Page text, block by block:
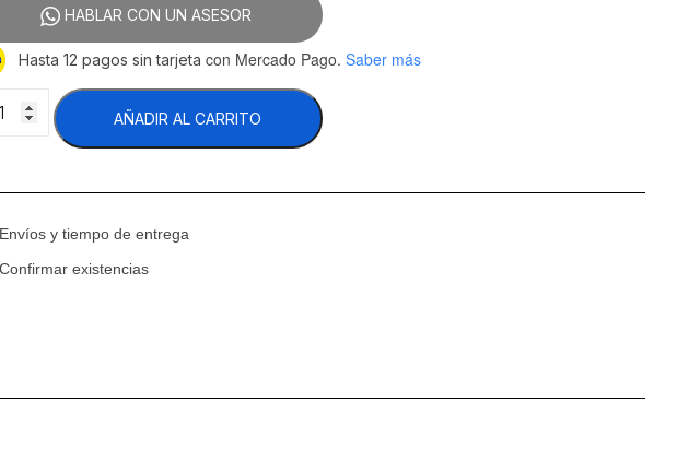
HABLAR CON UN ASESOR
Hasta 12 pagos sin tarjeta con Mercado Pago. Saber más
AÑADIR AL CARRITO
Envíos y tiempo de entrega
Confirmar existencias